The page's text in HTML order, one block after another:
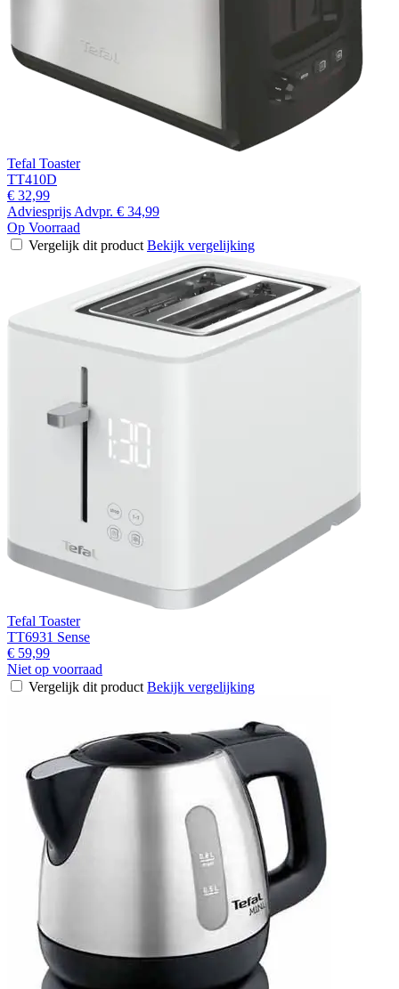
Tefal Toaster
TT410D
€ 32,99
Adviesprijs Advpr. € 34,99
Op Voorraad
Vergelijk dit product Bekijk vergelijking
Tefal Toaster
TT6931 Sense
€ 59,99
Niet op voorraad
Vergelijk dit product Bekijk vergelijking